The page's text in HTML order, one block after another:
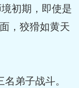
初期，即使是
，狡猾如黄天
弟子战斗。